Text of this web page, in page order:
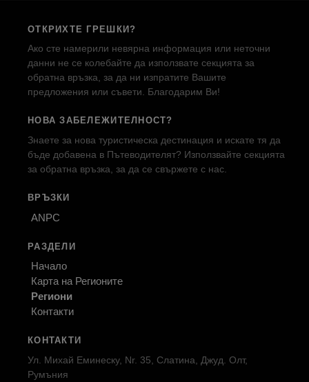
ОТКРИХТЕ ГРЕШКИ?
Ако сте намерили невярна информация или неточни
данни не се колебайте да използвате секцията за
обратна връзка, за да ни изпратите Вашите
предложения или съвети. Благодарим Ви!
НОВА ЗАБЕЛЕЖИТЕЛНОСТ?
Знаете за нова туристическа дестинация и искате тя да
бъде добавена в Пътеводителят? Използвайте секцията
за обратна връзка, за да се свържете с нас.
ВРЪЗКИ
ANPC
РАЗДЕЛИ
Начало
Карта на Регионите
Региони
Контакти
КОНТАКТИ
Ул. Михай Еминеску, Nr. 35, Слатина, Джуд. Олт,
Румъния